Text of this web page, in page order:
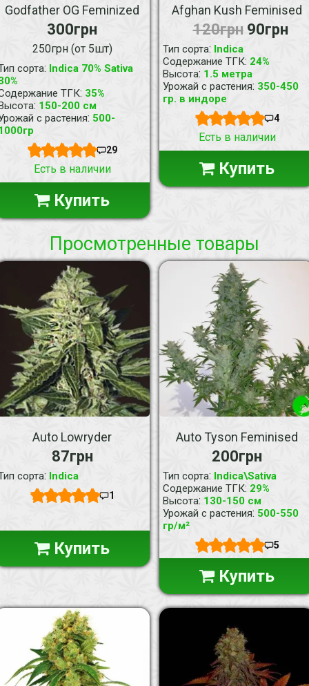
Godfather OG Feminized
300грн
250грн (от 5шт)
сорта: Indica 70% Sativa
ТГК: 35%
: 150-200 см
с растения: 500-
29
Есть в наличии
Купить
Afghan Kush Feminised
120грн 90грн
Тип сорта: Indica
Содержание ТГК: 24%
Высота: 1.5 метра
Урожай с растения: 350-450
гр. в индоре
4
Есть в наличии
Купить
Просмотренные товары
Auto Lowryder
87грн
сорта: Indica
1
Купить
Auto Tyson Feminised
200грн
Тип сорта: Indica\Sativa
Содержание ТГК: 29%
Высота: 130-150 см
Урожай с растения: 500-550
гр/м²
5
Купить